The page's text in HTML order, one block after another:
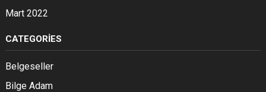
Mart 2022
CATEGORIES
Belgeseller
Bilge Adam